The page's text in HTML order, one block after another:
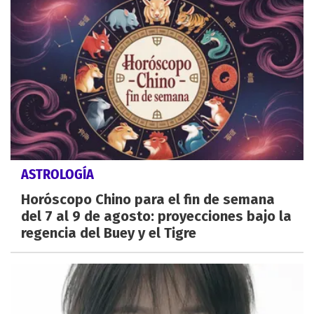
ASTROLOGÍA
Horóscopo Chino para el fin de semana
del 7 al 9 de agosto: proyecciones bajo la
regencia del Buey y el Tigre